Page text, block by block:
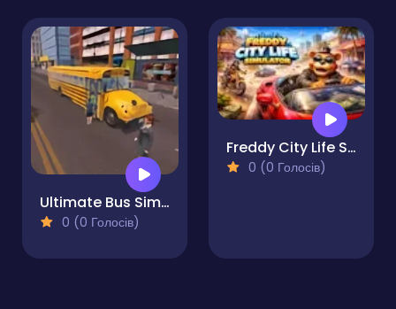
Ultimate Bus Simulator Driver Duty 3D
0 (0 Голосів)
Freddy City Life Simulator
0 (0 Голосів)